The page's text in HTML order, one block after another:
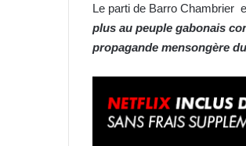
Le parti de Barro Chambrier
plus au peuple gabonais
propagande mensongère